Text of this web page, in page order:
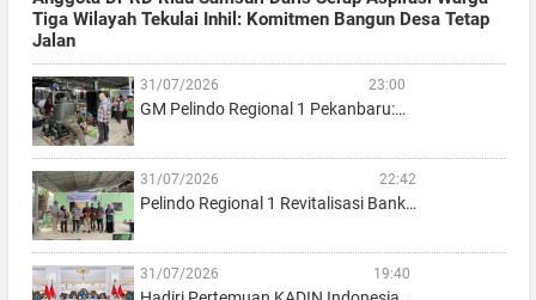
Tiga Wilayah Tekulai Inhil: Komitmen Bangun Desa Tetap
Jalan
31/07/2026 23:00
GM Pelindo Regional 1 Pekanbaru:…
31/07/2026 22:42
Pelindo Regional 1 Revitalisasi Bank…
31/07/2026 19:40